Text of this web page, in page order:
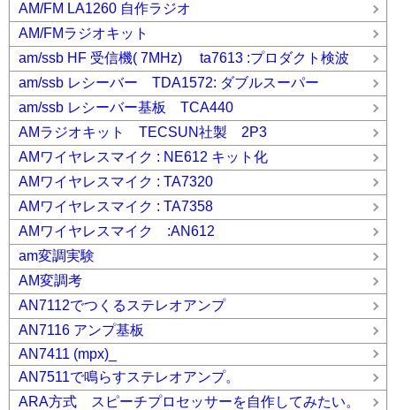
AM/FM LA1260 自作ラジオ
AM/FMラジオキット
am/ssb HF 受信機( 7MHz) ta7613 :プロダクト検波
am/ssb レシーバー TDA1572: ダブルスーパー
am/ssb レシーバー基板 TCA440
AMラジオキット TECSUN社製 2P3
AMワイヤレスマイク : NE612 キット化
AMワイヤレスマイク : TA7320
AMワイヤレスマイク : TA7358
AMワイヤレスマイク :AN612
am変調実験
AM変調考
AN7112でつくるステレオアンプ
AN7116 アンプ基板
AN7411 (mpx)_
AN7511で鳴らすステレオアンプ。
ARA方式 スピーチプロセッサーを自作してみたい。